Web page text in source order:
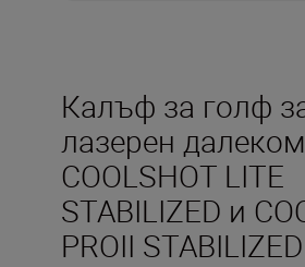
Калъф за голф
лазерен
COOLSHOT LITE
STABILIZED и
PROII STABILIZED